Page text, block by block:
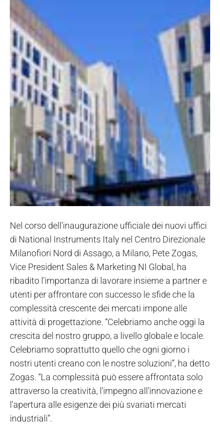
Nel corso dell'inaugurazione ufficiale dei nuovi uffici
di National Instruments Italy nel Centro Direzionale
Milanofiori Nord di Assago, a Milano, Pete Zogas,
Vice President Sales & Marketing NI Global, ha
ribadito l'importanza di lavorare insieme a partner e
utenti per affrontare con successo le sfide che la
complessità crescente dei mercati impone alle
attività di progettazione. “Celebriamo anche oggi la
crescita del nostro gruppo, a livello globale e locale.
Celebriamo soprattutto quello che ogni giorno i
nostri utenti creano con le nostre soluzioni”, ha detto
Zogas. “La complessità può essere affrontata solo
attraverso la creatività, l'impegno all'innovazione e
l'apertura alle esigenze dei più svariati mercati
industriali”.